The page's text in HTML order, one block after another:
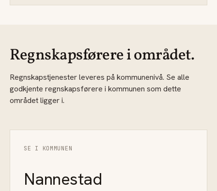
Regnskapsførere i området.
Regnskapstjenester leveres på kommunenivå. Se alle
godkjente regnskapsførere i kommunen som dette
området ligger i.
SE I KOMMUNEN
Nannestad